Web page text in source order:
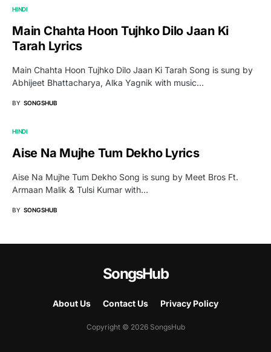
HINDI
Main Chahta Hoon Tujhko Dilo Jaan Ki
Tarah Lyrics
Main Chahta Hoon Tujhko Dilo Jaan Ki Tarah Song is sung by
Abhijeet Bhattacharya, Alka Yagnik with music…
BY SONGSHUB
HINDI
Aise Na Mujhe Tum Dekho Lyrics
Aise Na Mujhe Tum Dekho Song is sung by Meet Bros Ft.
Armaan Malik & Tulsi Kumar with…
BY SONGSHUB
SongsHub
About Us Contact Us Privacy Policy
Copyright © 2026 SongsHub